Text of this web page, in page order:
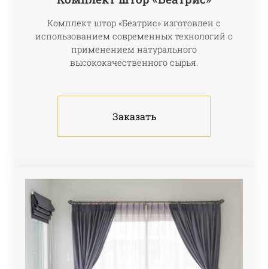
Комплект штор «Беатрис» изготовлен с
использованием современных технологий с
применением натурального
высококачественного сырья.
Заказать